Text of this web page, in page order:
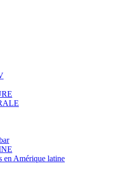
Amérique latine